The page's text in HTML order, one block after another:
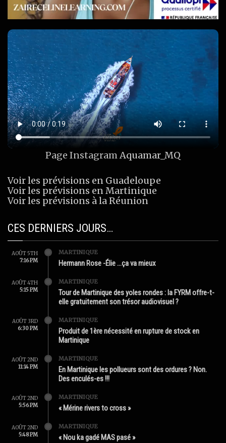
Page InstagramAquamar_MQ
Voir les prévisions en Guadeloupe
Voir les prévisions en Martinique
Voir les prévisions à la Réunion
CES DERNIERS JOURS…
AOÛT 5TH
7:16 PM
MARTINIQUE
Hermann Rose -Élie …ça va mieux
AOÛT 4TH
5:15 PM
MARTINIQUE
Tour de Martinique des yoles rondes : la FYRM offre-t-
elle gratuitement son trésor audiovisuel ?
AOÛT 3RD
6:30 PM
MARTINIQUE
Produit de 1ère nécessité en rupture de stock en
Martinique
AOÛT 2ND
11:14 PM
MARTINIQUE
En Martinique les pollueurs sont des ordures ? Non.
Des enculés-es !!!
AOÛT 2ND
5:56 PM
MARTINIQUE
« Mérine rivers to cross »
AOÛT 2ND
5:48 PM
MARTINIQUE
« Nou ka gadé MAS pasé »